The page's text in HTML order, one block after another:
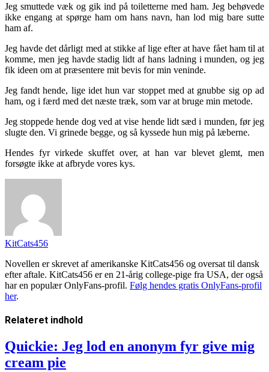
Jeg smuttede væk og gik ind på toiletterne med ham. Jeg behøvede
ikke engang at spørge ham om hans navn, han lod mig bare sutte
ham af.
Jeg havde det dårligt med at stikke af lige efter at have fået ham til at
komme, men jeg havde stadig lidt af hans ladning i munden, og jeg
fik ideen om at præsentere mit bevis for min veninde.
Jeg fandt hende, lige idet hun var stoppet med at gnubbe sig op ad
ham, og i færd med det næste træk, som var at bruge min metode.
Jeg stoppede hende dog ved at vise hende lidt sæd i munden, før jeg
slugte den. Vi grinede begge, og så kyssede hun mig på læberne.
Hendes fyr virkede skuffet over, at han var blevet glemt, men
forsøgte ikke at afbryde vores kys.
KitCats456
Novellen er skrevet af amerikanske KitCats456 og oversat til dansk
efter aftale. KitCats456 er en 21-årig college-pige fra USA, der også
har en populær OnlyFans-profil. Følg hendes gratis OnlyFans-profil
her.
Relateret indhold
Quickie: Jeg lod en anonym fyr give mig
cream pie